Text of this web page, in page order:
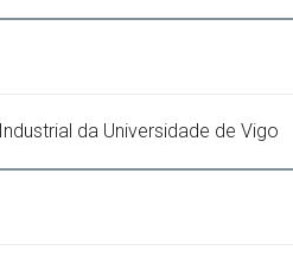
da Universidade de Vigo